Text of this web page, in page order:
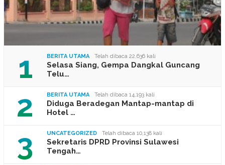
1 BERITA UTAMA Telah dibaca 22,636 kali
Selasa Siang, Gempa Dangkal Guncang
Telu…
2 BERITA UTAMA Telah dibaca 14,193 kali
Diduga Beradegan Mantap-mantap di
Hotel …
3 UNCATEGORIZED Telah dibaca 10,138 kali
Sekretaris DPRD Provinsi Sulawesi
Tengah…